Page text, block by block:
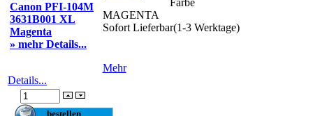
Canon PFI-104M
3631B001 XL
Magenta
» mehr Details...
MAGENTA
Sofort Lieferbar(1-3 Werktage)
Mehr
Details...